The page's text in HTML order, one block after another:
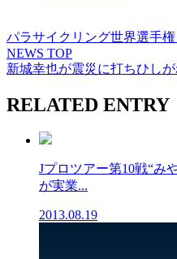
パラサイクリング世界選手
NEWS TOP
新城幸也が震災に打ちひし
RELATED ENTRY
Jプロツアー第10戦“
が実業...
2013.08.19